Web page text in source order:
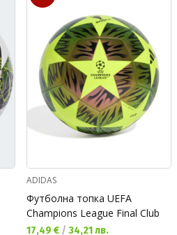
ADIDAS
Футболна топка UEFA
Champions League Final Club
Текуща цена:
17,49 € / 34,21 лв.